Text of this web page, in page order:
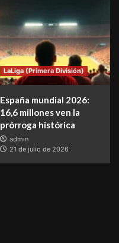
LaLiga (Primera División)
España mundial 2026:
16,6 millones ven la
prórroga histórica
admin
21 de julio de 2026